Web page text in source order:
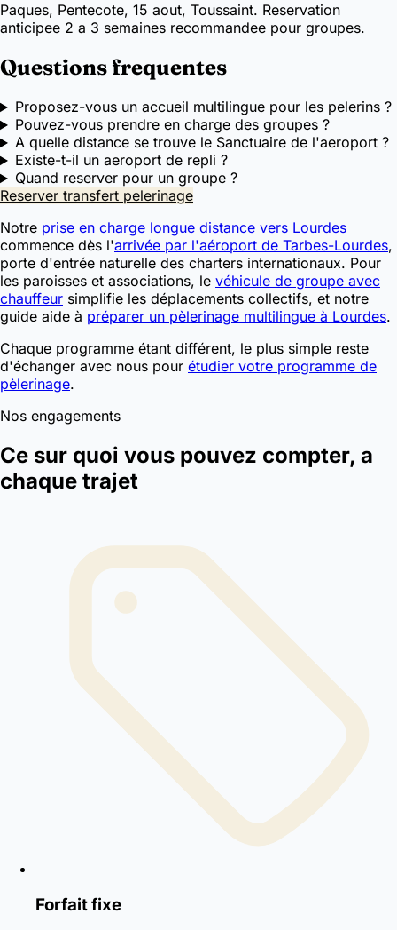
Paques, Pentecote, 15 aout, Toussaint. Reservation
anticipee 2 a 3 semaines recommandee pour groupes.
Questions frequentes
Proposez-vous un accueil multilingue pour les pelerins ?
Pouvez-vous prendre en charge des groupes ?
A quelle distance se trouve le Sanctuaire de l'aeroport ?
Existe-t-il un aeroport de repli ?
Quand reserver pour un groupe ?
Reserver transfert pelerinage
Notre prise en charge longue distance vers Lourdes
commence dès l'arrivée par l'aéroport de Tarbes-Lourdes,
porte d'entrée naturelle des charters internationaux. Pour
les paroisses et associations, le véhicule de groupe avec
chauffeur simplifie les déplacements collectifs, et notre
guide aide à préparer un pèlerinage multilingue à Lourdes.
Chaque programme étant différent, le plus simple reste
d'échanger avec nous pour étudier votre programme de
pèlerinage.
Nos engagements
Ce sur quoi vous pouvez compter, a
chaque trajet
Forfait fixe